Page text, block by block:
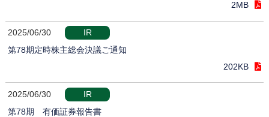
2MB
2025/06/30
IR
第78期定時株主総会決議ご通知
202KB
2025/06/30
IR
第78期 有価証券報告書